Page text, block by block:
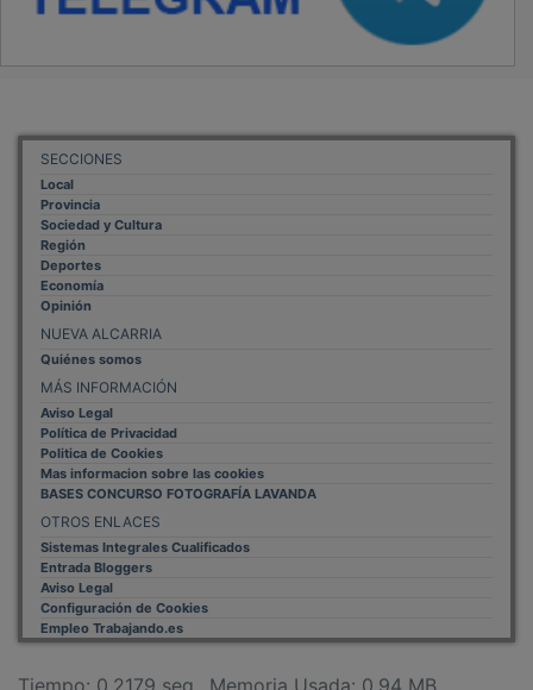
Local
Sociedad y Cultura
Región
Deportes
Economía
Opinión
NUEVA ALCARRIA
Quiénes somos
MÁS INFORMACIÓN
Aviso Legal
Politica de Cookies
Mas informacion sobre las cookies
BASES CONCURSO FOTOGRAFÍA LAVANDA
OTROS ENLACES
Sistemas Integrales Cualificados
Aviso Legal
Configuración de Cookies
Empleo Trabajando.es